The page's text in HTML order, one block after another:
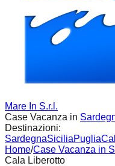
Mare In S.r.l.
Case Vacanza in
Destinazioni:
SardegnaSiciliaPuglia
Home/Case Vacanza in
Cala Liberotto